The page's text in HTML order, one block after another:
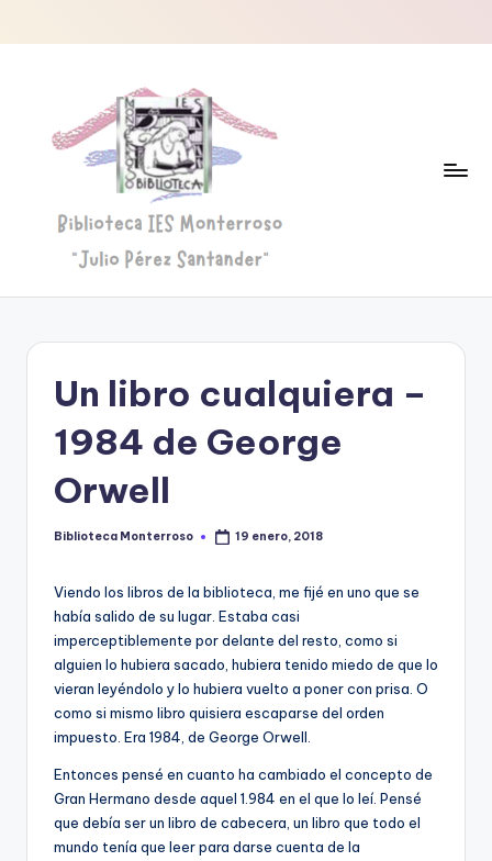
Saltar
Un libro cualquiera –
1984 de George
Orwell
Publicado
Biblioteca Monterroso 19 enero, 2018
Viendo los libros de la biblioteca, me fijé en uno que se
había salido de su lugar. Estaba casi
imperceptiblemente por delante del resto, como si
alguien lo hubiera sacado, hubiera tenido miedo de que lo
vieran leyéndolo y lo hubiera vuelto a poner con prisa. O
como si mismo libro quisiera escaparse del orden
impuesto. Era 1984, de George Orwell.
Entonces pensé en cuanto ha cambiado el concepto de
Gran Hermano desde aquel 1.984 en el que lo leí. Pensé
que debía ser un libro de cabecera, un libro que todo el
mundo tenía que leer para darse cuenta de la